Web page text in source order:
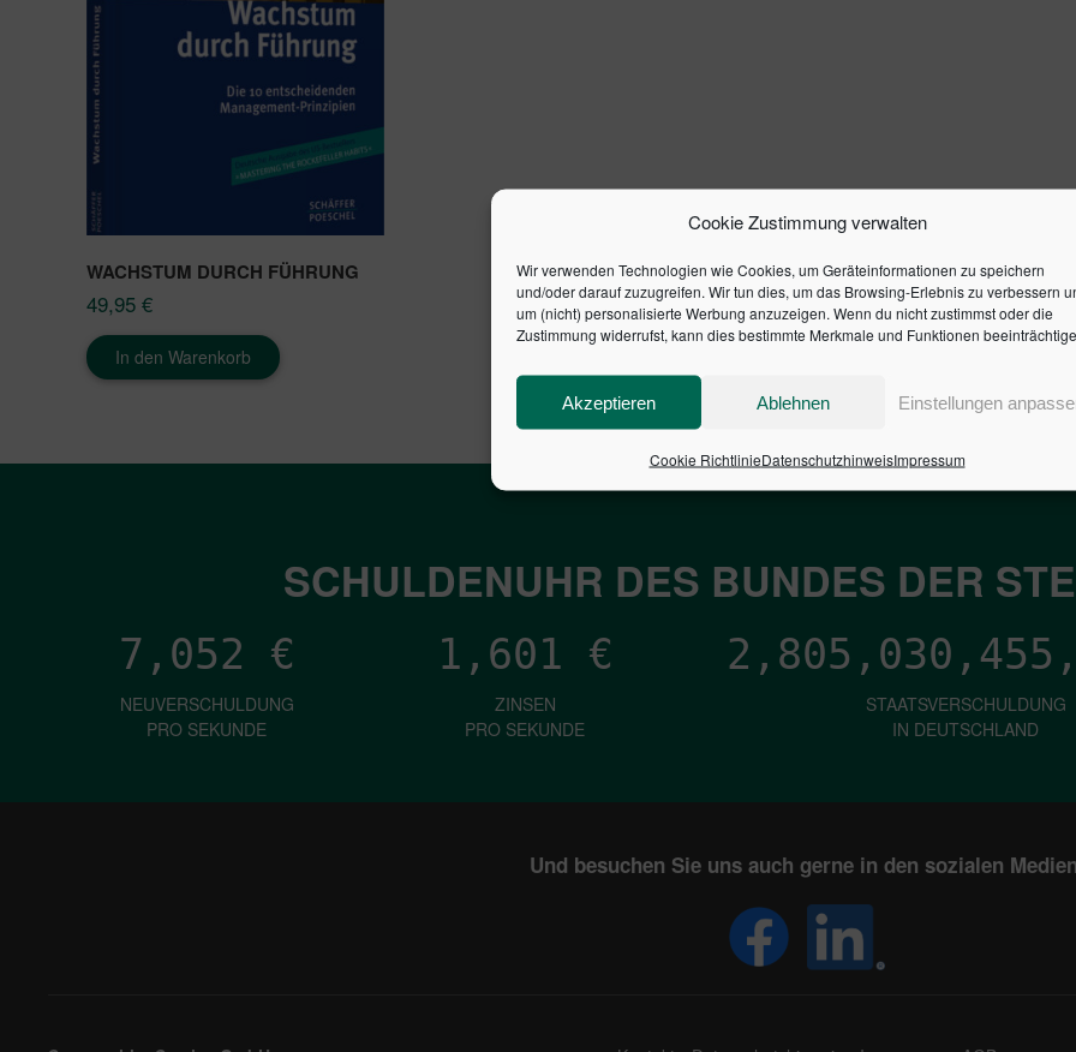
Cookie Zustimmung verwalten
Wir verwenden Technologien wie Cookies, um Geräteinformationen zu speichern
und/oder darauf zuzugreifen. Wir tun dies, um das Browsing-Erlebnis zu verbessern
um (nicht) personalisierte Werbung anzuzeigen. Wenn du nicht zustimmst oder die
Zustimmung widerrufst, kann dies bestimmte Merkmale und Funktionen
Akzeptieren Ablehnen Einstellungen
Cookie RichtlinieDatenschutzhinweisImpressum
WACHSTUM DURCH FÜHRUNG
49,95 €
In den Warenkorb
SCHULDENUHR DES BUNDES DER
7,052 €
NEUVERSCHULDUNG
PRO SEKUNDE
1,601 €
ZINSEN
PRO SEKUNDE
STAATSVERSCHULDUNG
IN DEUTSCHLAND
Und besuchen Sie uns auch gerne in den sozialen